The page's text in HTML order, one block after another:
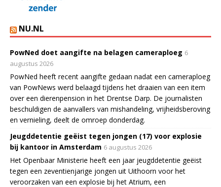
NU.NL
PowNed doet aangifte na belagen cameraploeg 6
augustus 2026
PowNed heeft recent aangifte gedaan nadat een cameraploeg
van PowNews werd belaagd tijdens het draaien van een item
over een dierenpension in het Drentse Darp. De journalisten
beschuldigen de aanvallers van mishandeling, vrijheidsberoving
en vernieling, deelt de omroep donderdag.
Jeugddetentie geëist tegen jongen (17) voor explosie
bij kantoor in Amsterdam 6 augustus 2026
Het Openbaar Ministerie heeft een jaar jeugddetentie geëist
tegen een zeventienjarige jongen uit Uithoorn voor het
veroorzaken van een explosie bij het Atrium, een